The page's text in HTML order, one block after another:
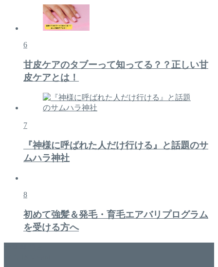
6
甘皮ケアのタブーって知ってる？？正しい甘
皮ケアとは！
7
『神様に呼ばれた人だけ行ける』と話題のサ
ムハラ神社
8
初めて強髪＆発毛・育毛エアバリプログラム
を受ける方へ